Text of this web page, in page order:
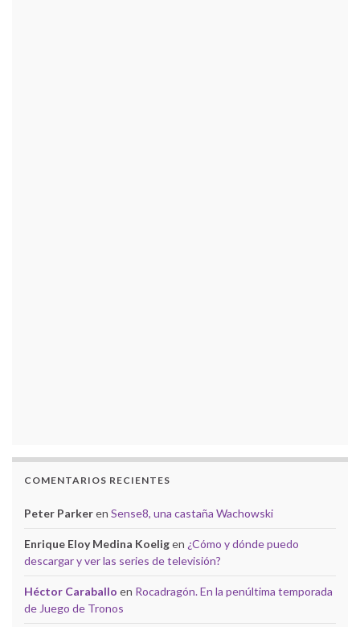
COMENTARIOS RECIENTES
Peter Parkeren Sense8, una castaña Wachowski
Enrique Eloy Medina Koeligen ¿Cómo y dónde puedo
descargar y ver las series de televisión?
Héctor Caraballo en Rocadragón. En la penúltima temporada
de Juego de Tronos